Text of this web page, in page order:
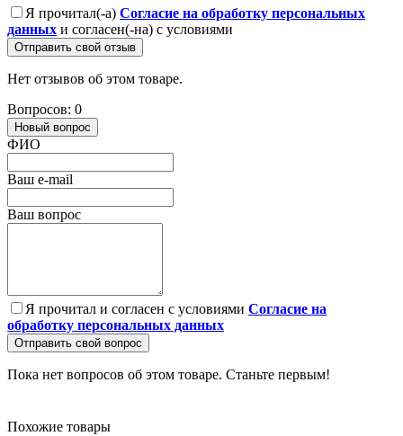
Я прочитал(-а) Согласие на обработку персональных
данных и согласен(-на) с условиями
Отправить свой отзыв
Нет отзывов об этом товаре.
Вопросов: 0
Новый вопрос
ФИО
Ваш e-mail
Ваш вопрос
Я прочитал и согласен с условиями Согласие на
обработку персональных данных
Отправить свой вопрос
Пока нет вопросов об этом товаре. Станьте первым!
Похожие товары